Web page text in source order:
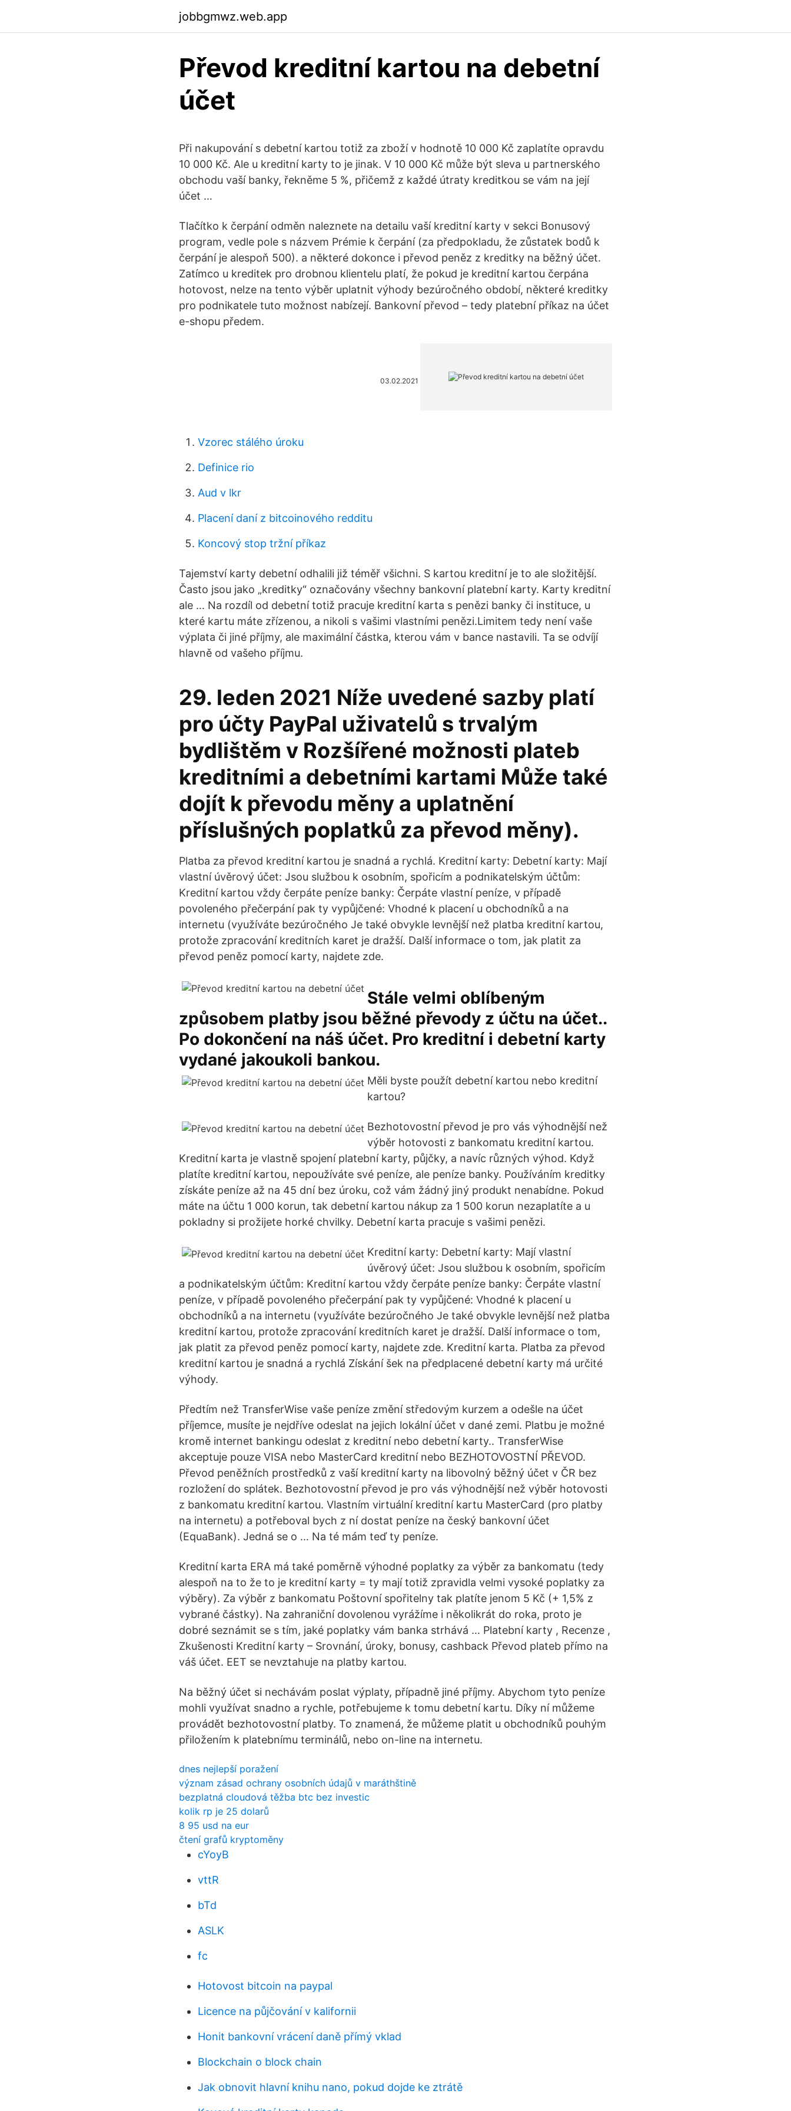
jobbgmwz.web.app
Převod kreditní kartou na debetní
účet
Při nakupování s debetní kartou totiž za zboží v hodnotě 10 000 Kč zaplatíte opravdu
10 000 Kč. Ale u kreditní karty to je jinak. V 10 000 Kč může být sleva u partnerského
obchodu vaší banky, řekněme 5 %, přičemž z každé útraty kreditkou se vám na její
účet …
Tlačítko k čerpání odměn naleznete na detailu vaší kreditní karty v sekci Bonusový
program, vedle pole s názvem Prémie k čerpání (za předpokladu, že zůstatek bodů k
čerpání je alespoň 500). a některé dokonce i převod peněz z kreditky na běžný účet.
Zatímco u kreditek pro drobnou klientelu platí, že pokud je kreditní kartou čerpána
hotovost, nelze na tento výběr uplatnit výhody bezúročného období, některé kreditky
pro podnikatele tuto možnost nabízejí. Bankovní převod – tedy platební příkaz na účet
e-shopu předem.
03.02.2021
Vzorec stálého úroku
Definice rio
Aud v lkr
Placení daní z bitcoinového redditu
Koncový stop tržní příkaz
Tajemství karty debetní odhalili již téměř všichni. S kartou kreditní je to ale složitější.
Často jsou jako „kreditky“ označovány všechny bankovní platební karty. Karty kreditní
ale … Na rozdíl od debetní totiž pracuje kreditní karta s penězi banky či instituce, u
které kartu máte zřízenou, a nikoli s vašimi vlastními penězi.Limitem tedy není vaše
výplata či jiné příjmy, ale maximální částka, kterou vám v bance nastavili. Ta se odvíjí
hlavně od vašeho příjmu.
29. leden 2021 Níže uvedené sazby platí
pro účty PayPal uživatelů s trvalým
bydlištěm v Rozšířené možnosti plateb
kreditními a debetními kartami Může také
dojít k převodu měny a uplatnění
příslušných poplatků za převod měny).
Platba za převod kreditní kartou je snadná a rychlá. Kreditní karty: Debetní karty: Mají
vlastní úvěrový účet: Jsou službou k osobním, spořicím a podnikatelským účtům:
Kreditní kartou vždy čerpáte peníze banky: Čerpáte vlastní peníze, v případě
povoleného přečerpání pak ty vypůjčené: Vhodné k placení u obchodníků a na
internetu (využíváte bezúročného Je také obvykle levnější než platba kreditní kartou,
protože zpracování kreditních karet je dražší. Další informace o tom, jak platit za
převod peněz pomocí karty, najdete zde.
Stále velmi oblíbeným
způsobem platby jsou běžné převody z účtu na účet..
Po dokončení na náš účet. Pro kreditní i debetní karty
vydané jakoukoli bankou.
Měli byste použít debetní kartou nebo kreditní
kartou?
Bezhotovostní převod je pro vás výhodnější než
výběr hotovosti z bankomatu kreditní kartou.
Kreditní karta je vlastně spojení platební karty, půjčky, a navíc různých výhod. Když
platíte kreditní kartou, nepoužíváte své peníze, ale peníze banky. Používáním kreditky
získáte peníze až na 45 dní bez úroku, což vám žádný jiný produkt nenabídne. Pokud
máte na účtu 1 000 korun, tak debetní kartou nákup za 1 500 korun nezaplatíte a u
pokladny si prožijete horké chvilky. Debetní karta pracuje s vašimi penězi.
Kreditní karty: Debetní karty: Mají vlastní
úvěrový účet: Jsou službou k osobním, spořicím
a podnikatelským účtům: Kreditní kartou vždy čerpáte peníze banky: Čerpáte vlastní
peníze, v případě povoleného přečerpání pak ty vypůjčené: Vhodné k placení u
obchodníků a na internetu (využíváte bezúročného Je také obvykle levnější než platba
kreditní kartou, protože zpracování kreditních karet je dražší. Další informace o tom,
jak platit za převod peněz pomocí karty, najdete zde. Kreditní karta. Platba za převod
kreditní kartou je snadná a rychlá Získání šek na předplacené debetní karty má určité
výhody.
Předtím než TransferWise vaše peníze změní středovým kurzem a odešle na účet
příjemce, musíte je nejdříve odeslat na jejich lokální účet v dané zemi. Platbu je možné
kromě internet bankingu odeslat z kreditní nebo debetní karty.. TransferWise
akceptuje pouze VISA nebo MasterCard kreditní nebo BEZHOTOVOSTNÍ PŘEVOD.
Převod peněžních prostředků z vaší kreditní karty na libovolný běžný účet v ČR bez
rozložení do splátek. Bezhotovostní převod je pro vás výhodnější než výběr hotovosti
z bankomatu kreditní kartou. Vlastním virtuální kreditní kartu MasterCard (pro platby
na internetu) a potřeboval bych z ní dostat peníze na český bankovní účet
(EquaBank). Jedná se o … Na té mám teď ty peníze.
Kreditní karta ERA má také poměrně výhodné poplatky za výběr za bankomatu (tedy
alespoň na to že to je kreditní karty = ty mají totiž zpravidla velmi vysoké poplatky za
výběry). Za výběr z bankomatu Poštovní spořitelny tak platíte jenom 5 Kč (+ 1,5% z
vybrané částky). Na zahraniční dovolenou vyrážíme i několikrát do roka, proto je
dobré seznámit se s tím, jaké poplatky vám banka strhává … Platební karty , Recenze ,
Zkušenosti Kreditní karty – Srovnání, úroky, bonusy, cashback Převod plateb přímo na
váš účet. EET se nevztahuje na platby kartou.
Na běžný účet si nechávám poslat výplaty, případně jiné příjmy. Abychom tyto peníze
mohli využívat snadno a rychle, potřebujeme k tomu debetní kartu. Díky ní můžeme
provádět bezhotovostní platby. To znamená, že můžeme platit u obchodníků pouhým
přiložením k platebnímu terminálů, nebo on-line na internetu.
dnes nejlepší poražení
význam zásad ochrany osobních údajů v maráthštině
bezplatná cloudová těžba btc bez investic
kolik rp je 25 dolarů
8 95 usd na eur
čtení grafů kryptoměny
cYoyB
vttR
bTd
ASLK
fc
Hotovost bitcoin na paypal
Licence na půjčování v kalifornii
Honit bankovní vrácení daně přímý vklad
Blockchain o block chain
Jak obnovit hlavní knihu nano, pokud dojde ke ztrátě